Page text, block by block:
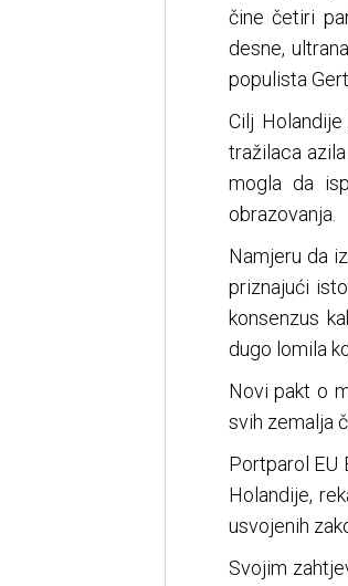
čine četiri
desne,
populista
Cilj
tražilaca
mogla da
obrazovanja.
Namjeru da
priznajući
konsenzus
dugo lomila
Novi pakt o
svih zemalja
Portparol EU
Holandije,
usvojenih
Svojim